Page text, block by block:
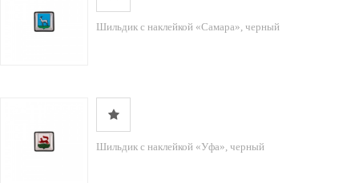
Шильдик с наклейкой «Самара», черный
Шильдик с наклейкой «Уфа», черный